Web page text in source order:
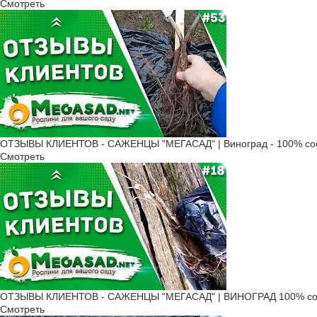
Смотреть
ОТЗЫВЫ КЛИЕНТОВ - САЖЕНЦЫ "МЕГАСАД" | Виноград - 100%
Смотреть
ОТЗЫВЫ КЛИЕНТОВ - САЖЕНЦЫ "МЕГАСАД" | ВИНОГРАД 100%
Смотреть